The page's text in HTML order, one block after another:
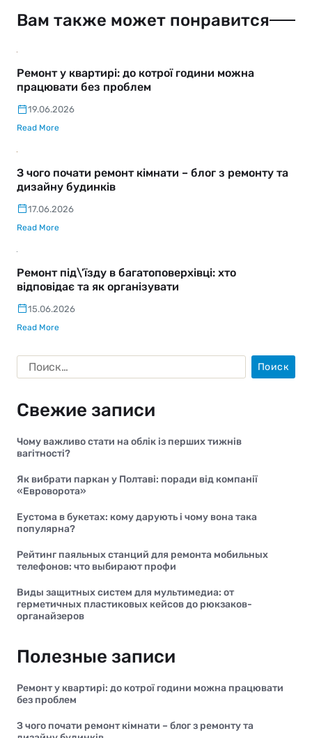
Вам также может понравится
Ремонт у квартирі: до котрої години можна
працювати без проблем
19.06.2026
Read More
З чого почати ремонт кімнати – блог з ремонту та
дизайну будинків
17.06.2026
Read More
Ремонт під\’їзду в багатоповерхівці: хто
відповідає та як організувати
15.06.2026
Read More
Свежие записи
Чому важливо стати на облік із перших тижнів
вагітності?
Як вибрати паркан у Полтаві: поради від компанії
«Евроворота»
Еустома в букетах: кому дарують і чому вона така
популярна?
Рейтинг паяльных станций для ремонта мобильных
телефонов: что выбирают профи
Виды защитных систем для мультимедиа: от
герметичных пластиковых кейсов до рюкзаков-
органайзеров
Полезные записи
Ремонт у квартирі: до котрої години можна працювати
без проблем
З чого почати ремонт кімнати – блог з ремонту та